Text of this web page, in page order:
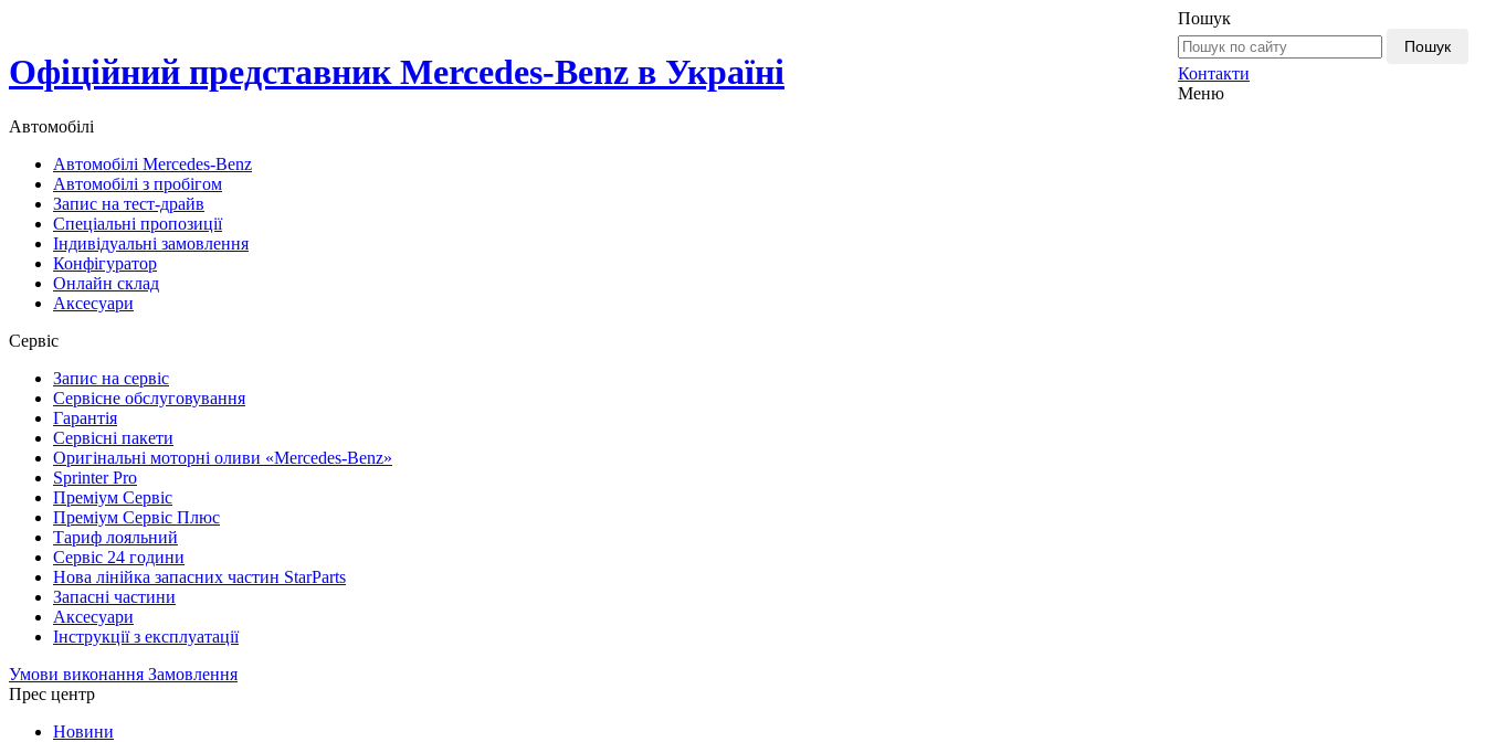
Офіційний представник Mercedes-Benz в Україні
Пошук
Пошук
Контакти
Меню
Автомобілі
Автомобілі Mercedes-Benz
Автомобілі з пробігом
Запис на тест-драйв
Спеціальні пропозиції
Індивідуальні замовлення
Конфігуратор
Онлайн склад
Аксесуари
Сервіс
Запис на сервіс
Сервісне обслуговування
Гарантія
Сервісні пакети
Оригінальні моторні оливи «Mercedes-Benz»
Sprinter Pro
Преміум Сервіс
Преміум Сервіс Плюс
Тариф лояльний
Сервіс 24 години
Нова лінійка запасних частин StarParts
Запасні частини
Аксесуари
Інструкції з експлуатації
Умови виконання Замовлення
Прес центр
Новини